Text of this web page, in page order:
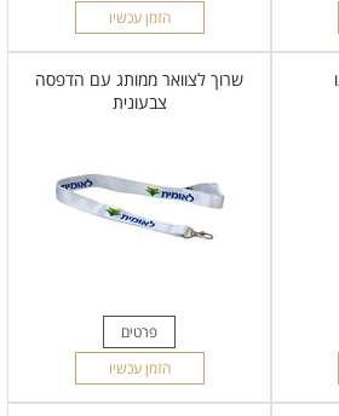
הזמן עכשיו
שרוך לצוואר ממותג עם הדפסה
צבעונית
פרטים
הזמן עכשיו